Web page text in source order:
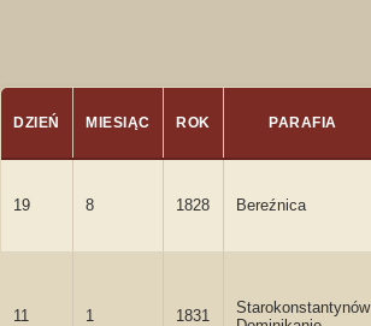
DZIEŃ MIESIĄC ROK PARAFIA
19 8 1828 Bereźnica
11 1 1831
Starokonstantynów